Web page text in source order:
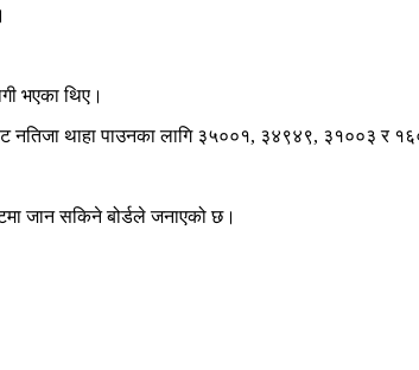
भएका थिए।
नतिजा थाहा पाउनका लागि ३५००१, ३४९४९, ३१००३ र
जान सकिने बोर्डले जनाएको छ।